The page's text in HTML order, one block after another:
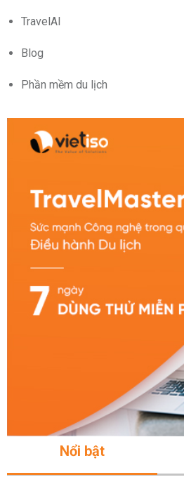
TravelAI
Blog
Phần mềm du lịch
Nổi bật